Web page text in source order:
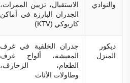
والنوادي
الاستقبال، تزيين الممرات،
الجدران البارزة في أماكن
كاريوكي (KTV)
ديكور
المنزل
جدران الخلفية في غرف
المعيشة، ألواح غرف
الطعام، الزخارف،
وطاولات الأثاث